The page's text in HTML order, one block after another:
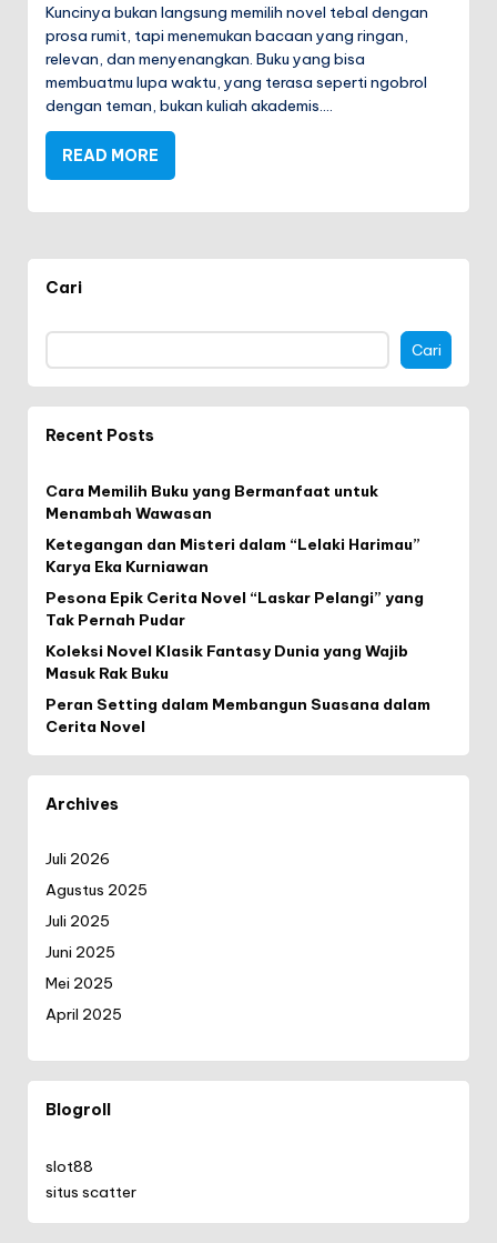
Kuncinya bukan langsung memilih novel tebal dengan
prosa rumit, tapi menemukan bacaan yang ringan,
relevan, dan menyenangkan. Buku yang bisa
membuatmu lupa waktu, yang terasa seperti ngobrol
dengan teman, bukan kuliah akademis.…
READ MORE
Cari
Cari
Recent Posts
Cara Memilih Buku yang Bermanfaat untuk
Menambah Wawasan
Ketegangan dan Misteri dalam “Lelaki Harimau”
Karya Eka Kurniawan
Pesona Epik Cerita Novel “Laskar Pelangi” yang
Tak Pernah Pudar
Koleksi Novel Klasik Fantasy Dunia yang Wajib
Masuk Rak Buku
Peran Setting dalam Membangun Suasana dalam
Cerita Novel
Archives
Juli 2026
Agustus 2025
Juli 2025
Juni 2025
Mei 2025
April 2025
Blogroll
slot88
situs scatter